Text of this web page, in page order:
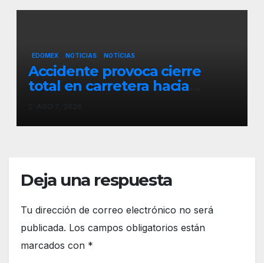
EDOMEX NOTICIAS NOTÍCIAS
Accidente provoca cierre
total en carretera hacia
Deja una respuesta
Tu dirección de correo electrónico no será
publicada. Los campos obligatorios están
marcados con *